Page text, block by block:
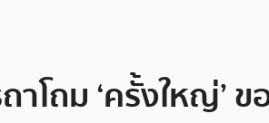
าโถม ‘ครั้งใหญ่’